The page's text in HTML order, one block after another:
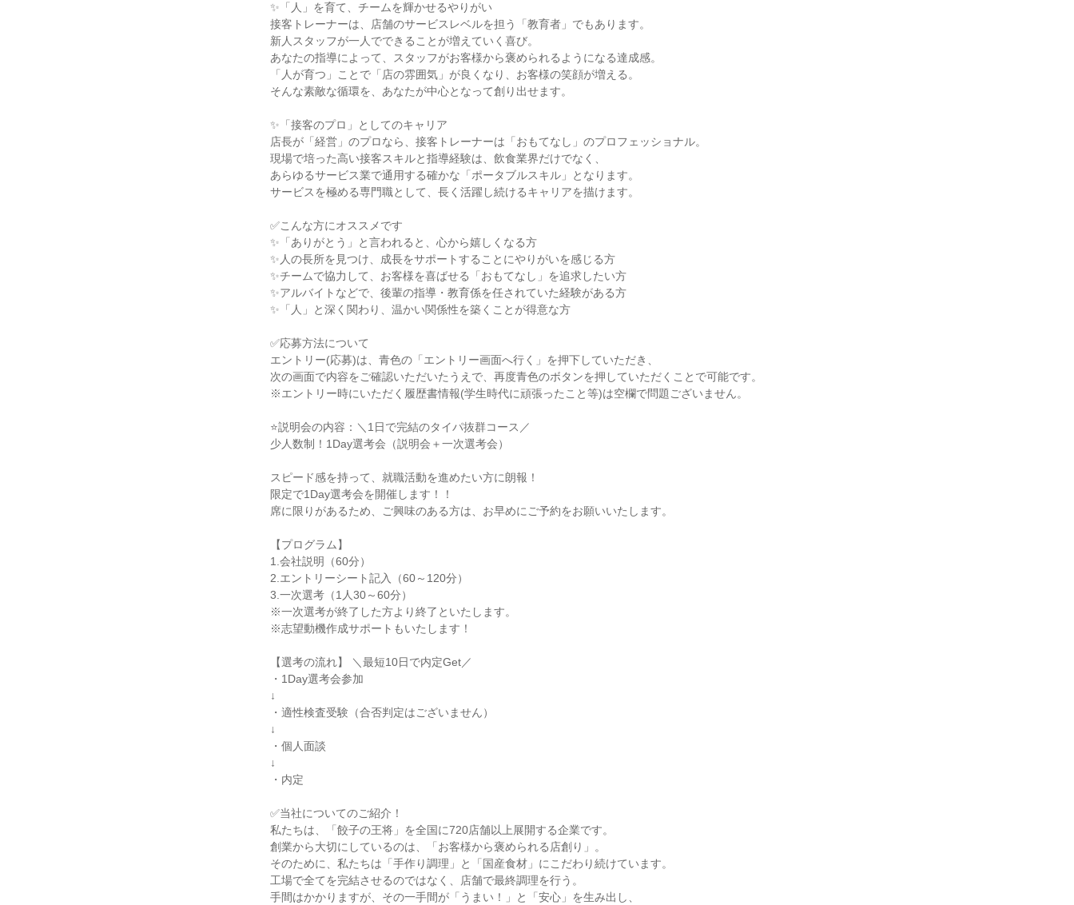
✨「人」を育て、チームを輝かせるやりがい
接客トレーナーは、店舗のサービスレベルを担う「教育者」でもあります。
新人スタッフが一人でできることが増えていく喜び。
あなたの指導によって、スタッフがお客様から褒められるようになる達成感。
「人が育つ」ことで「店の雰囲気」が良くなり、お客様の笑顔が増える。
そんな素敵な循環を、あなたが中心となって創り出せます。
✨「接客のプロ」としてのキャリア
店長が「経営」のプロなら、接客トレーナーは「おもてなし」のプロフェッショナル。
現場で培った高い接客スキルと指導経験は、飲食業界だけでなく、
あらゆるサービス業で通用する確かな「ポータブルスキル」となります。
サービスを極める専門職として、長く活躍し続けるキャリアを描けます。
✅こんな方にオススメです
✨「ありがとう」と言われると、心から嬉しくなる方
✨人の長所を見つけ、成長をサポートすることにやりがいを感じる方
✨チームで協力して、お客様を喜ばせる「おもてなし」を追求したい方
✨アルバイトなどで、後輩の指導・教育係を任されていた経験がある方
✨「人」と深く関わり、温かい関係性を築くことが得意な方
✅応募方法について
エントリー(応募)は、青色の「エントリー画面へ行く」を押下していただき、
次の画面で内容をご確認いただいたうえで、再度青色のボタンを押していただくことで可能です。
※エントリー時にいただく履歴書情報(学生時代に頑張ったこと等)は空欄で問題ございません。
⭐説明会の内容：＼1日で完結のタイパ抜群コース／
少人数制！1Day選考会（説明会＋一次選考会）
スピード感を持って、就職活動を進めたい方に朗報！
限定で1Day選考会を開催します！！
席に限りがあるため、ご興味のある方は、お早めにご予約をお願いいたします。
【プログラム】
1.会社説明（60分）
2.エントリーシート記入（60～120分）
3.一次選考（1人30～60分）
※一次選考が終了した方より終了といたします。
※志望動機作成サポートもいたします！
【選考の流れ】 ＼最短10日で内定Get／
・1Day選考会参加
↓
・適性検査受験（合否判定はございません）
↓
・個人面談
↓
・内定
✅当社についてのご紹介！
私たちは、「餃子の王将」を全国に720店舗以上展開する企業です。
創業から大切にしているのは、「お客様から褒められる店創り」。
そのために、私たちは「手作り調理」と「国産食材」にこだわり続けています。
工場で全てを完結させるのではなく、店舗で最終調理を行う。
手間はかかりますが、その一手間が「うまい！」と「安心」を生み出し、